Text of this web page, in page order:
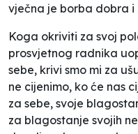
vječna je borba dobra i
Koga okriviti za svoj
prosvjetnog radnika
sebe, krivi smo mi za
ne cijenimo, ko će nas
za sebe, svoje
za blagostanje svojih